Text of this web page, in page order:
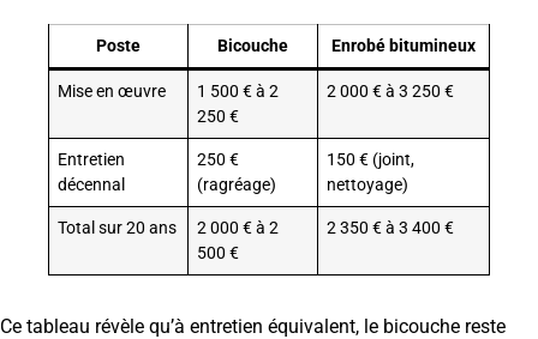
Poste Bicouche Enrobé bitumineux
Mise en œuvre
1 500 € à 2
250 €
2 000 € à 3 250 €
Entretien
décennal
250 €
(ragréage)
150 € (joint,
nettoyage)
Total sur 20 ans
2 000 € à 2
500 €
2 350 € à 3 400 €
Ce tableau révèle qu’à entretien équivalent, le bicouche reste